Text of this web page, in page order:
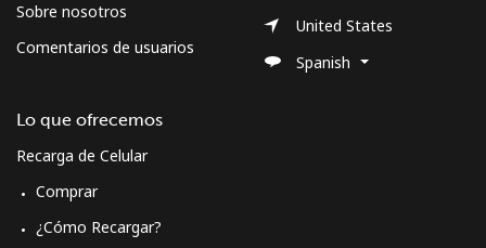
Sobre nosotros
Comentarios de usuarios
Lo que ofrecemos
Recarga de Celular
Comprar
¿Cómo Recargar?
United States
Spanish